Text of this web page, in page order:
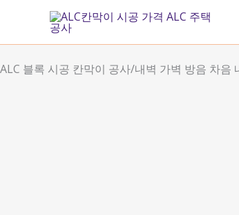
츠
건
ALC 블록 시공 칸막이 공사/내벽 가벽 방음 차음